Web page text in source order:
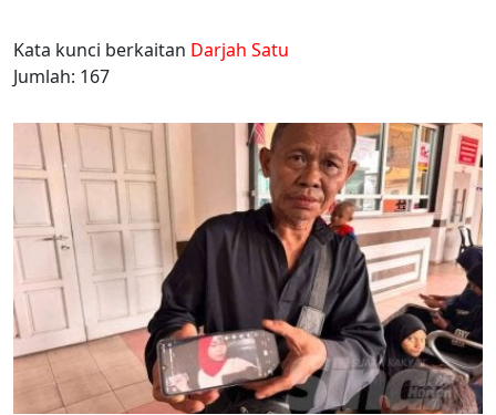
Kata kunci berkaitan Darjah Satu
Jumlah: 167